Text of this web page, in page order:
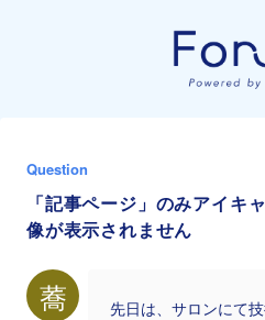
Question
「記事ページ」のみアイキ
像が表示されません
蕎
先日は、サロンにて